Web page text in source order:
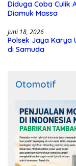
Diduga Coba Culik
Diamuk Massa
Juni 18, 2026
Polsek Jaya Karya
di Samuda
Otomotif